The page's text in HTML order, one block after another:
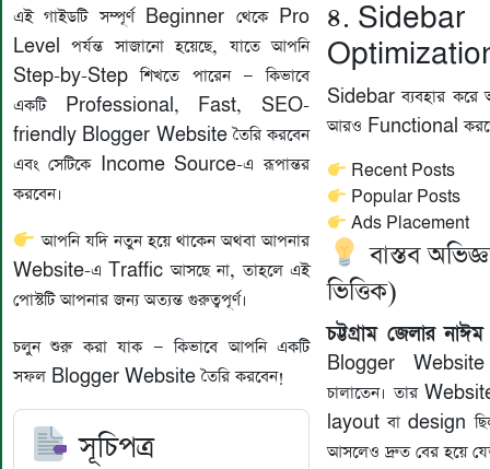
এই গাইডটি সম্পূর্ণ Beginner থেকে Pro
Level পর্যন্ত সাজানো হয়েছে, যাতে আপনি
Step-by-Step শিখতে পারেন — কিভাবে
একটি Professional, Fast, SEO-
friendly Blogger Website তৈরি করবেন
এবং সেটিকে Income Source-এ রূপান্তর
করবেন।
আপনি যদি নতুন হয়ে থাকেন অথবা আপনার
Website-এ Traffic আসছে না, তাহলে এই
পোস্টটি আপনার জন্য অত্যন্ত গুরুত্বপূর্ণ।
চলুন শুরু করা যাক — কিভাবে আপনি একটি
সফল Blogger Website তৈরি করবেন!
সূচিপত্র
৪. Sidebar
Sidebar ব্যবহার
আরও Functional
Recent Posts
Popular Posts
Ads Placement
বাস্তব
ভিত্তিক)
চট্টগ্রাম জেলার
Blogger Website
চালাতেন। তার
layout বা design
আসলেও দ্রুত বের হয়ে